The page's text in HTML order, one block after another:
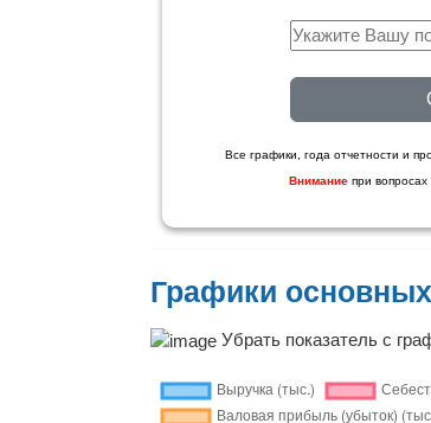
Все графики, года отчетности и
Внимание при
Графики
Убрать показатель с